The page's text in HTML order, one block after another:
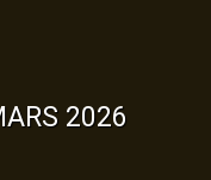
2026